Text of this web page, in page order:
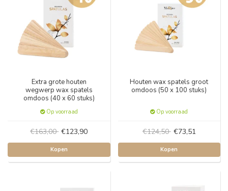
Extra grote houten
wegwerp wax spatels
omdoos (40 x 60 stuks)
Op voorraad
€163,00 €123,90
Kopen
Houten wax spatels groot
omdoos (50 x 100 stuks)
Op voorraad
€124,50 €73,51
Kopen